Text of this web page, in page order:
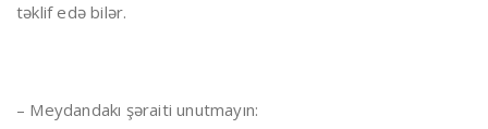
təklif edə bilər.
– Meydandakı şəraiti unutmayın: